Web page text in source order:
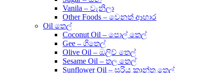
Vanila – වැනිලා
Other Foods – වෙනත් ආහාර
Oil තෙල්
Coconut Oil – පොල් තෙල්
Gee – ගිතෙල්
Olive Oil – ඔලිව් තෙල්
Sesame Oil – තල තෙල්
Sunflower Oil – සුරිය කාන්ත තෙල්